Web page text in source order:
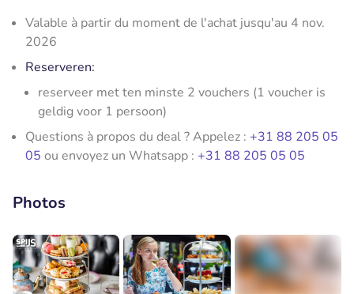
Valable à partir du moment de l'achat jusqu'au 4 nov.
2026
Reserveren:
reserveer met ten minste 2 vouchers (1 voucher is
geldig voor 1 persoon)
Questions à propos du deal ? Appelez : +31 88 205 05
05 ou envoyez un Whatsapp : +31 88 205 05 05
Photos